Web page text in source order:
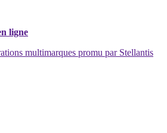
ligne
multimarques promu par Stellantis